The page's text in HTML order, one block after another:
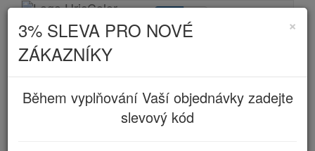
Toggle
STORCH Náhradní díly
×
3% SLEVA PRO NOVÉ
ZÁKAZNÍKY
Během vyplňování Vaší objednávky zadejte
slevový kód